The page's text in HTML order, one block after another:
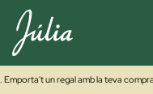
un regal amb la teva